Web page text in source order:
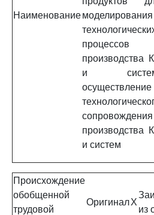
Наименованиемоделирования
процессов
производства
и
осуществление
сопровождения
производства
и систем
Происхождение
обобщенной
трудовой
ОригиналX
из